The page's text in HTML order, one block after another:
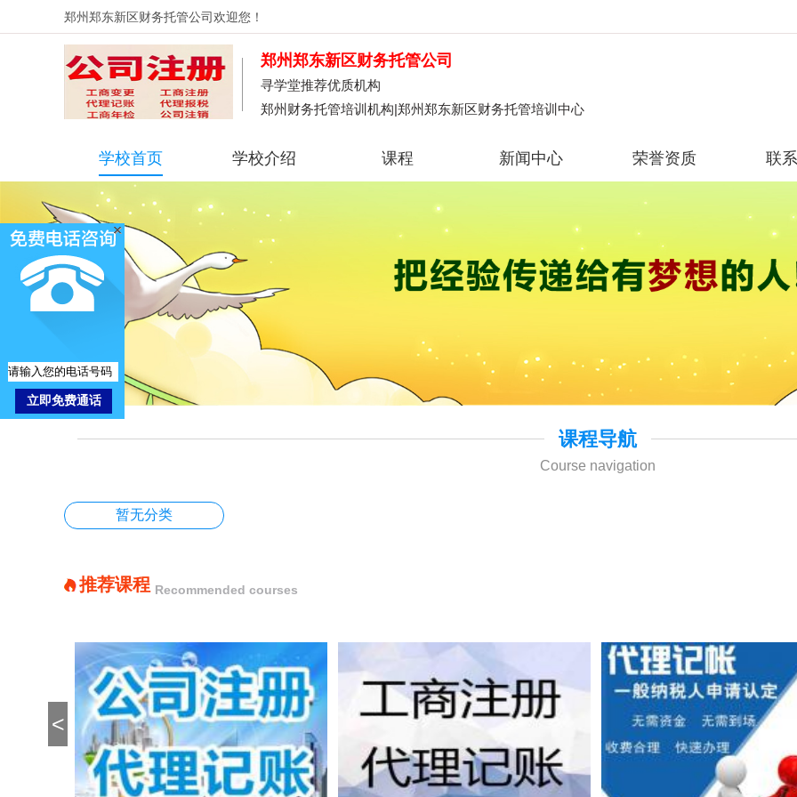
郑州郑东新区财务托管公司欢迎您！
郑州郑东新区财务托管公司
寻学堂推荐优质机构
郑州财务托管培训机构|郑州郑东新区财务托管培训中心
学校首页 学校介绍 课程 新闻中心 荣誉资质 联
课程导航
Course navigation
暂无分类
推荐课程 Recommended courses
<